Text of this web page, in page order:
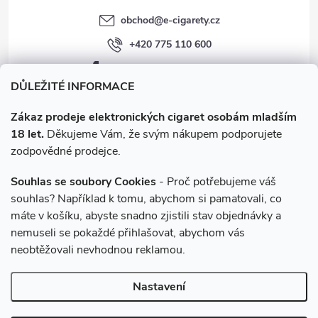
DŮLEŽITÉ INFORMACE
Zákaz prodeje elektronických cigaret osobám mladším
18 let. Děkujeme Vám, že svým nákupem podporujete
zodpovědné prodejce.
Souhlas se soubory Cookies - Proč potřebujeme váš
souhlas? Například k tomu, abychom si pamatovali, co
máte v košíku, abyste snadno zjistili stav objednávky a
nemuseli se pokaždé přihlašovat, abychom vás
neobtěžovali nevhodnou reklamou.
Nastavení
obchod@e-cigarety.cz
+420 775 110 600
facebook.com/e-cigarety.cz
Instagram
e-cigarety.cz. Všechna práva vyhrazena.
nastavení cookies